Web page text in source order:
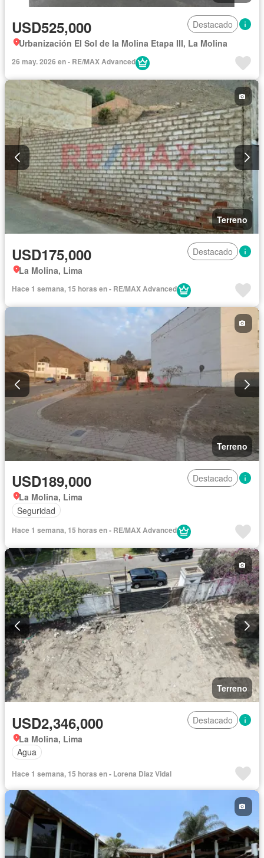
USD525,000
Destacado
Urbanización El Sol de la Molina Etapa III, La Molina
26 may. 2026 en - RE/MAX Advanced
Terreno
USD175,000
Destacado
La Molina, Lima
Hace 1 semana, 15 horas en - RE/MAX Advanced
Terreno
USD189,000
Destacado
La Molina, Lima
Seguridad
Hace 1 semana, 15 horas en - RE/MAX Advanced
Terreno
USD2,346,000
Destacado
La Molina, Lima
Agua
Hace 1 semana, 15 horas en - Lorena Diaz Vidal